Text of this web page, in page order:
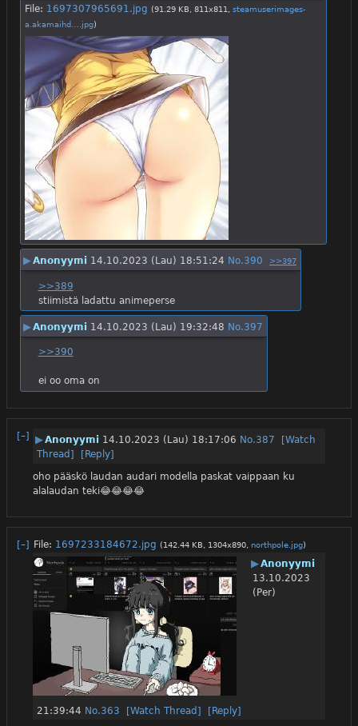
File: 1697307965691.jpg (91.29 KB, 811x811, steamuserimages-
a.akamaihd….jpg)
▶Anonyymi 14.10.2023 (Lau) 18:51:24 No.390 >>397
>>389
stiimistä ladattu animeperse
▶Anonyymi 14.10.2023 (Lau) 19:32:48 No.397
>>390
ei oo oma on
[–] ▶Anonyymi 14.10.2023 (Lau) 18:17:06 No.387
[Watch
Thread]
[Reply]
oho pääskö laudan audari modella paskat vaippaan ku
alalaudan teki😂😂😂😂
[–] File: 1697233184672.jpg (142.44 KB, 1304x890, northpole.jpg)
▶Anonyymi
13.10.2023
(Per)
21:39:44 No.363 [Watch Thread] [Reply]